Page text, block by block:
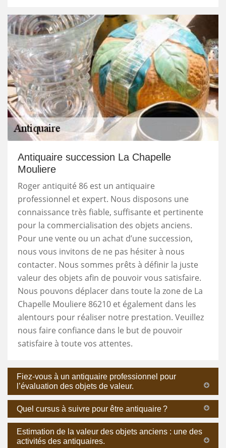
Antiquaire succession La Chapelle
Mouliere
Roger antiquité 86 est un antiquaire
professionnel et expert. Nous disposons une
connaissance très fiable, suffisante et pertinente
pour la commercialisation des objets anciens.
Pour une vente ou un achat d’une succession,
nous vous invitons de ne pas hésiter à nous
contacter. Nous sommes prêts à définir la juste
valeur des objets afin de pouvoir vous satisfaire.
Nous pouvons déplacer dans toute la zone de La
Chapelle Mouliere 86210 et également dans les
alentours pour réaliser notre prestation. Veuillez
nous faire confiance dans le but de pouvoir
satisfaire à toute vos attentes.
Fiez-vous à un antiquaire professionnel pour
l’évaluation des objets de valeur.
Quel cursus à suivre pour être antiquaire ?
Estimation de la valeur des objets anciens : une des
activités des antiquaires.